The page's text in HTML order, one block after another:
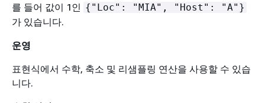
를 들어 값이 1인 { "Loc": "MIA", "Host": "A"}
가 있습니다.
운영
표현식에서 수학, 축소 및 리샘플링 연산을 사용할 수 있습
니다.